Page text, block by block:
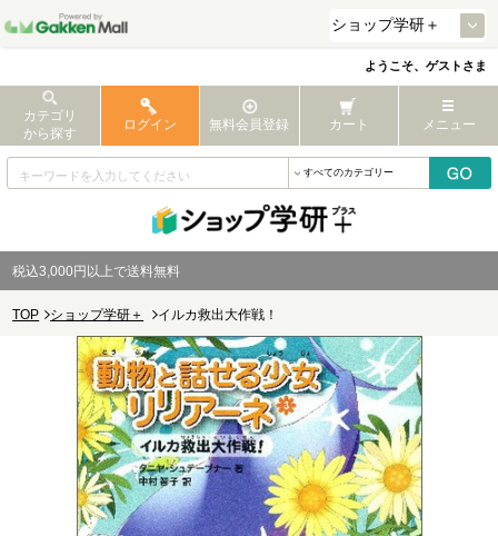
ようこそ、ゲストさま
カテゴリ
から探す
ログイン 無料会員登録 カート メニュー
税込3,000円以上で送料無料
TOP ショップ学研＋ イルカ救出大作戦！